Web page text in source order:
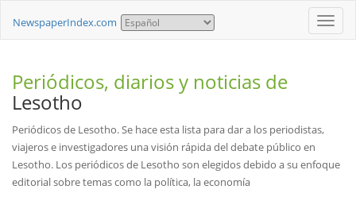
Toggle
NewspaperIndex.com
Periódicos, diarios y noticias de
Lesotho
Periódicos de Lesotho. Se hace esta lista para dar a los periodistas,
viajeros e investigadores una visión rápida del debate público en
Lesotho. Los periódicos de Lesotho son elegidos debido a su enfoque
editorial sobre temas como la política, la economía